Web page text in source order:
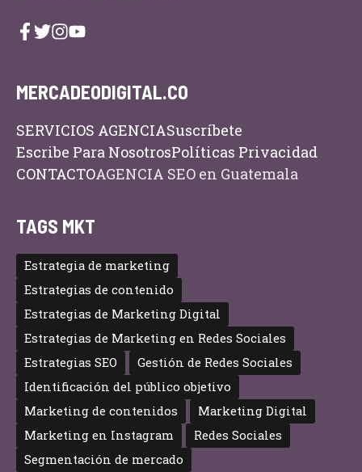
MERCADEODIGITAL.CO
SERVICIOS AGENCIASuscríbete
Escribe Para NosotrosPolíticas Privacidad
CONTACTOAGENCIA SEO en Guatemala
TAGS MKT
Estrategia de marketing
Estrategias de contenido
Estrategias de Marketing Digital
Estrategias de Marketing en Redes Sociales
Estrategias SEO
Gestión de Redes Sociales
Identificación del público objetivo
Marketing de contenidos
Marketing Digital
Marketing en Instagram
Redes Sociales
Segmentación de mercado